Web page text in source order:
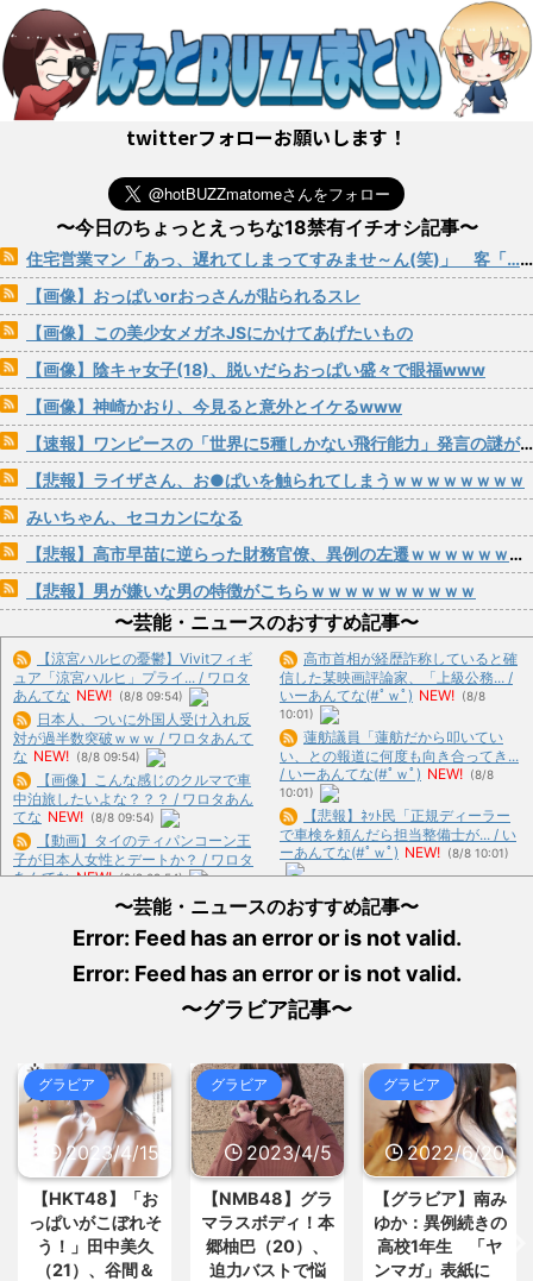
twitterフォローお願いします！
〜今日のちょっとえっちな18禁有イチオシ記事〜
住宅営業マン「あっ、遅れてしまってすみませ～ん(笑)」 客「…今日、契約日ですよね？」→こうなるwww
【画像】おっぱいorおっさんが貼られるスレ
【画像】この美少女メガネJSにかけてあげたいもの
【画像】陰キャ女子(18)、脱いだらおっぱい盛々で眼福www
【画像】神崎かおり、今見ると意外とイケるwww
【速報】ワンピースの「世界に5種しかない飛行能力」発言の謎が解けるWWW
【悲報】ライザさん、お●ぱいを触られてしまうｗｗｗｗｗｗｗｗ
みいちゃん、セコカンになる
【悲報】高市早苗に逆らった財務官僚、異例の左遷ｗｗｗｗｗｗｗｗ
【悲報】男が嫌いな男の特徴がこちらｗｗｗｗｗｗｗｗｗｗ
〜芸能・ニュースのおすすめ記事〜
【涼宮ハルヒの憂鬱】Vivitフィギ
ュア「涼宮ハルヒ」プライ... / ワロタ
あんてな NEW! (8/8 09:54)
日本人、ついに外国人受け入れ反
対が過半数突破ｗｗｗ / ワロタあんて
な NEW! (8/8 09:54)
【画像】こんな感じのクルマで車
中泊旅したいよな？？？ / ワロタあん
てな NEW! (8/8 09:54)
【動画】タイのティパンコーン王
子が日本人女性とデートか？ / ワロタ
あんてな NEW! (8/8 09:54)
帰省した私（29歳事務職）「ハン
バーグ食べたい」→オカン「ハ... / ワ
ロタあんてな NEW! (8/8 09:54)
ンスプレー使っても室内に風を送... /
(8/8 09:15)
とめ : おすすめ NEW! (8/8 08:55)
【衝撃】元乃木坂46・齋藤飛鳥さ
んの下着16万円 (※画像あ... / おまとめ
: おすすめ NEW! (8/8 08:51)
弁当屋「消費税減税しても値下げ
なんてしないよ」←これ！ / おまとめ
: おすすめ NEW! (8/8 08:51)
【ソ連の家畜化実験】従順な個体
だけを交配させ続けたらどうなる... /
おまとめ : おすすめ NEW! (8/8 08:20)
高市首相が経歴詐称していると確
信した某映画評論家、「上級公務... /
いーあんてな(#ﾟｗﾟ) NEW! (8/8
10:01)
蓮舫議員「蓮舫だから叩いてい
い、との報道に何度も向き合ってき...
/ いーあんてな(#ﾟｗﾟ) NEW! (8/8
10:01)
【悲報】ﾈｯﾄ民「正規ディーラー
で車検を頼んだら担当整備士が... / い
ーあんてな(#ﾟｗﾟ) NEW! (8/8 10:01)
「BYD RACCOは利便性より安全
性を優先した設計」とEV... / いーあん
てな(#ﾟｗﾟ)
NEW! (8/8 10:01)
いう名前の市民が16人、「のび... / い
09:47)
【朗報】NIKKEのペルソナコラ
ボ、実装キャラ発表 / 5chまとめ
MAP(総合)
NEW! (8/8 09:39)
バンナム社長「現行機で遊べない
名作を積極的にリマスターしてい... /
5chまとめMAP(総合) NEW! (8/8
09:35)
韓国人「日本の柴犬くん散歩中の
暑さに耐えられなかった結果」 / 5ch
まとめMAP(総合) NEW! (8/8 09:31)
〜芸能・ニュースのおすすめ記事〜
Error: Feed has an error or is not valid.
Error: Feed has an error or is not valid.
〜グラビア記事〜
グラビア
2023/4/5
【NMB48】グラ
マラスボディ！本
郷柚巴（20）、
迫力バストで悩
グラビア
2022/6/20
【グラビア】南み
ゆか：異例続きの
高校1年生 「ヤ
ンマガ」表紙に
グラビア
2022/6/18
【速報です!!!】中
川翔子「写真集」
2位 8キロ減の
ランジェリーカッ